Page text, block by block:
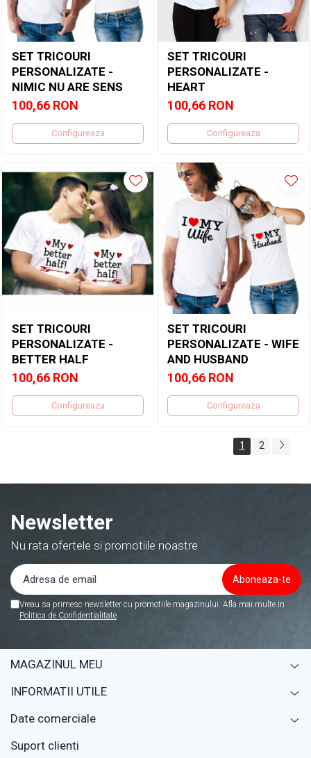
SET TRICOURI
PERSONALIZATE -
NIMIC NU ARE SENS
100,66 RON
Configureaza
SET TRICOURI
PERSONALIZATE -
HEART
100,66 RON
Configureaza
SET TRICOURI
PERSONALIZATE -
BETTER HALF
100,66 RON
Configureaza
SET TRICOURI
PERSONALIZATE - WIFE
AND HUSBAND
100,66 RON
Configureaza
1 2
Newsletter
Nu rata ofertele si promotiile noastre
Vreau sa primesc newsletter cu promotiile magazinului. Afla mai multe in
Politica de Confidentialitate
MAGAZINUL MEU
INFORMATII UTILE
Date comerciale
Suport clienti